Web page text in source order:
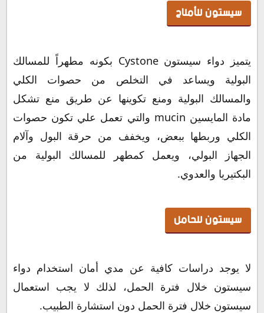
سيستون للأملاح
يتميز دواء سيستون Cystone بكونه مطهراً للمسالك
البولية ويساعد في التخلص من حصوات الكلي
والمسالك البولية ومنع تكوينها عن طريق منع تشكل
مادة المايسين mucin والتي تعمل علي تكون حصوات
الكلي وربطها ببعض، ويخفف من حرقة البول وآلام
الجهاز البولي، ويعمل كمطهر للمسالك البولية من
البكتيريا والعدوي.
سيستون للحامل
لا يوجد دراسات كافية عن مدي أمان استخدام دواء
سيستون خلال فترة الحمل، لذلك لا يجب استعمال
سيستون خلال فترة الحمل دون استشارة الطبيب.